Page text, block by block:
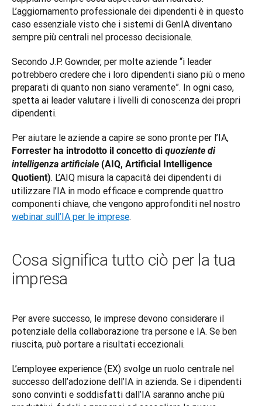
L’aggiornamento professionale dei dipendenti è in questo
caso essenziale visto che i sistemi di GenIA diventano
sempre più centrali nel processo decisionale.
Secondo J.P. Gownder, per molte aziende “i leader
potrebbero credere che i loro dipendenti siano più o meno
preparati di quanto non siano veramente”. In ogni caso,
spetta ai leader valutare i livelli di conoscenza dei propri
dipendenti.
Forrester ha introdotto il concetto di quoziente di
intelligenza artificiale (AIQ, Artificial Intelligence
Quotient). L’AIQ misura la capacità dei dipendenti di
utilizzare l’IA in modo efficace e comprende quattro
webinar sull’IA per le imprese.
Cosa significa tutto ciò per la tua
impresa
Per avere successo, le imprese devono considerare il
potenziale della collaborazione tra persone e IA. Se ben
riuscita, può portare a risultati eccezionali.
L’employee experience (EX) svolge un ruolo centrale nel
successo dell’adozione dell’IA in azienda. Se i dipendenti
sono convinti e soddisfatti dall’IA saranno anche più